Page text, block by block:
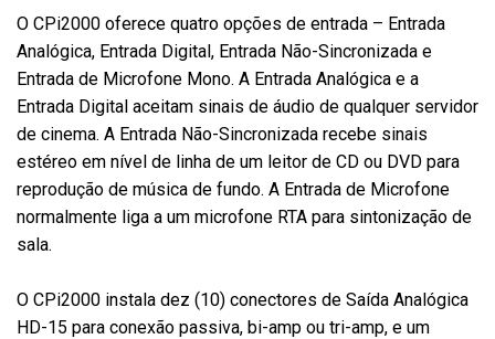
O CPi2000 oferece quatro opções de entrada – Entrada
Analógica, Entrada Digital, Entrada Não-Sincronizada e
Entrada de Microfone Mono. A Entrada Analógica e a
Entrada Digital aceitam sinais de áudio de qualquer servidor
de cinema. A Entrada Não-Sincronizada recebe sinais
estéreo em nível de linha de um leitor de CD ou DVD para
reprodução de música de fundo. A Entrada de Microfone
normalmente liga a um microfone RTA para sintonização de
sala.
O CPi2000 instala dez (10) conectores de Saída Analógica
HD-15 para conexão passiva, bi-amp ou tri-amp, e um